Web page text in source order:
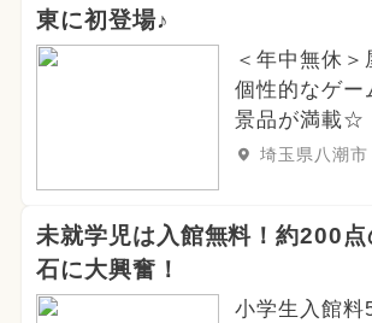
東に初登場♪
＜年中無休＞
個性的なゲー
景品が満載☆
埼玉県八潮市
未就学児は入館無料！約200
石に大興奮！
小学生入館料